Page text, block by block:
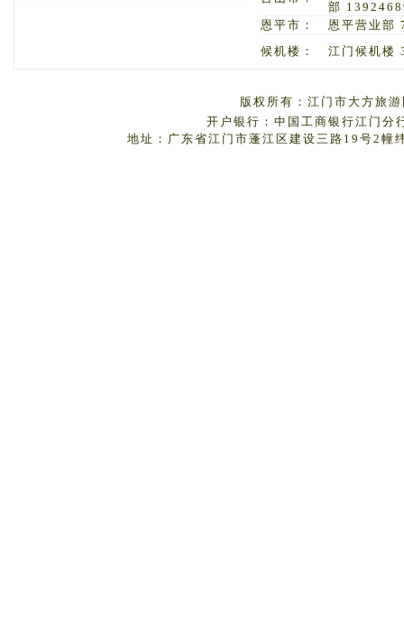
部
恩平市：
恩平营业部
候机楼：
江门候机楼
版权所有：江门市大方旅
开户银行：中国工商银行江门
地址：广东省江门市蓬江区建设三路19号2